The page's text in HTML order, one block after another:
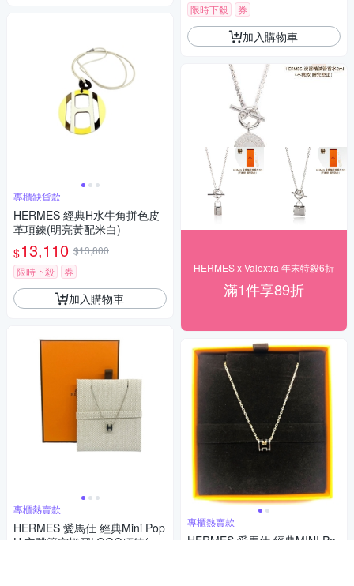
專櫃缺貨款
HERMES 經典H水牛角拼色皮
革項鍊(明亮黃配米白)
$13,110 $13,800
限時下殺
券
加入購物車
專櫃熱賣款
HERMES 愛馬仕 經典Mini Pop
H 立體簍空橢圓LOGO項鍊(黑X
限時下殺 券
加入購物車
HERMES x Valextra 年末特殺6折
滿1件享89折
專櫃熱賣款
HERMES 愛馬仕 經典MINI Po